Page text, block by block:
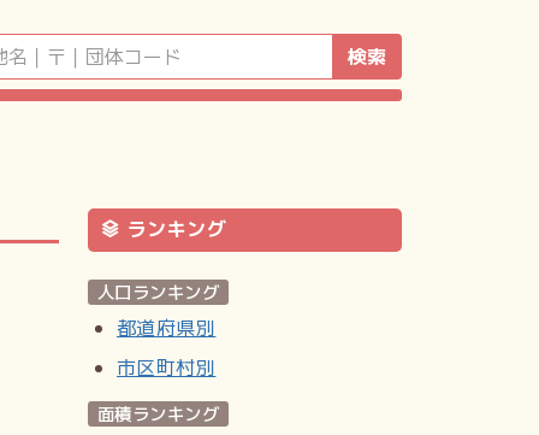
検索
ランキング
人口ランキング
都道府県別
市区町村別
面積ランキング